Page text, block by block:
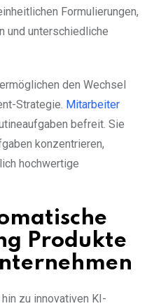
Formulierungen,
und unterschiedliche
den Wechsel
Strategie. Mitarbeiter
befreit. Sie
konzentrieren,
hochwertige
Produkte
zu innovativen KI-